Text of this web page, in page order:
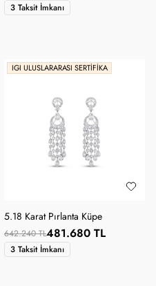
3 Taksit İmkanı
IGI ULUSLARARASI SERTIFIKA
5.18 Karat Pırlanta Küpe
642.240 TL481.680 TL
3 Taksit İmkanı